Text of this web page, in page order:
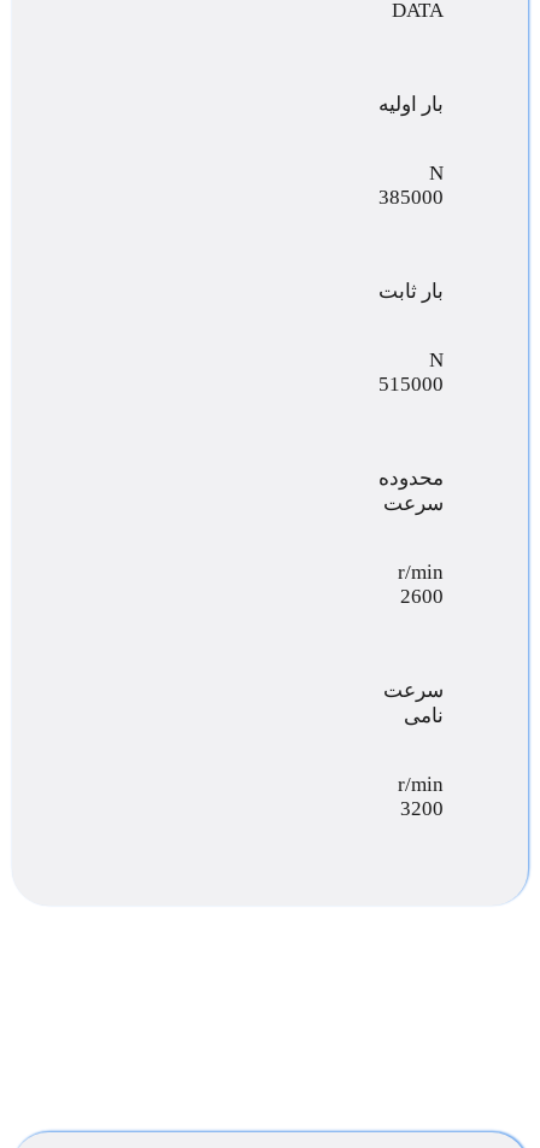
DATA
بار اولیه
N
385000
بار ثابت
N
515000
محدوده
سرعت
r/min
2600
سرعت
نامی
r/min
3200